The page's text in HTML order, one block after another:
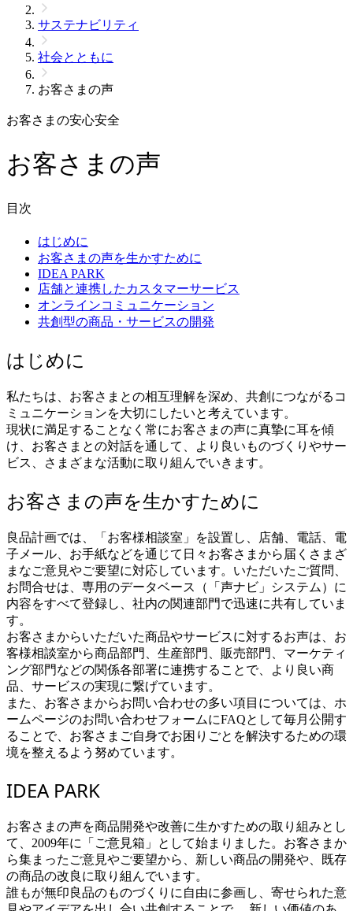
サステナビリティ
社会とともに
お客さまの声
お客さまの安心安全
お客さまの声
目次
はじめに
お客さまの声を生かすために
IDEA PARK
店舗と連携したカスタマーサービス
オンラインコミュニケーション
共創型の商品・サービスの開発
はじめに
私たちは、お客さまとの相互理解を深め、共創につながるコ
ミュニケーションを大切にしたいと考えています。
現状に満足することなく常にお客さまの声に真摯に耳を傾
け、お客さまとの対話を通して、より良いものづくりやサー
ビス、さまざまな活動に取り組んでいきます。
お客さまの声を生かすために
良品計画では、「お客様相談室」を設置し、店舗、電話、電
子メール、お手紙などを通じて日々お客さまから届くさまざ
まなご意見やご要望に対応しています。いただいたご質問、
お問合せは、専用のデータベース（「声ナビ」システム）に
内容をすべて登録し、社内の関連部門で迅速に共有していま
す。
お客さまからいただいた商品やサービスに対するお声は、お
客様相談室から商品部門、生産部門、販売部門、マーケティ
ング部門などの関係各部署に連携することで、より良い商
品、サービスの実現に繋げています。
また、お客さまからお問い合わせの多い項目については、ホ
ームページのお問い合わせフォームにFAQとして毎月公開す
ることで、お客さまご自身でお困りごとを解決するための環
境を整えるよう努めています。
IDEA PARK
お客さまの声を商品開発や改善に生かすための取り組みとし
て、2009年に「ご意見箱」として始まりました。お客さまか
ら集まったご意見やご要望から、新しい商品の開発や、既存
の商品の改良に取り組んでいます。
誰もが無印良品のものづくりに自由に参画し、寄せられた意